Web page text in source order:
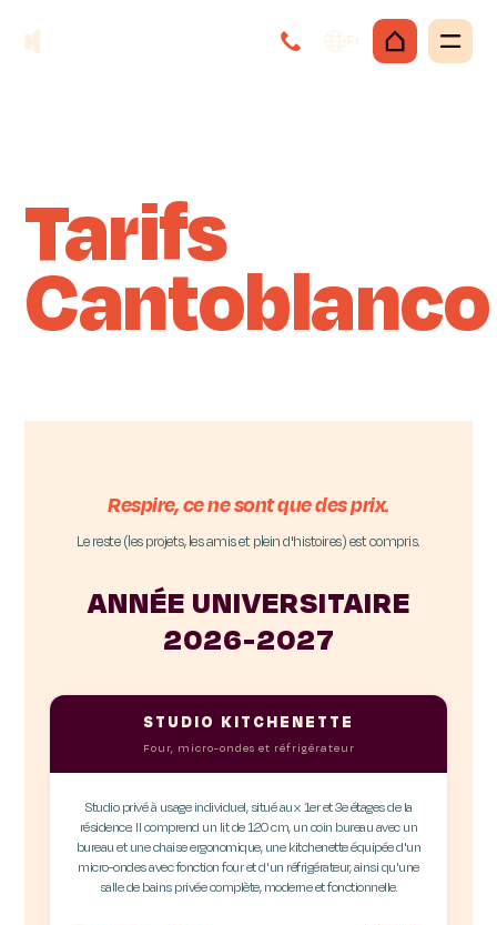
Fr
Tarifs
Cantoblanco
Respire, ce ne sont que des prix.
Le reste (les projets, les amis et plein d'histoires) est compris.
ANNÉE UNIVERSITAIRE
2026-2027
STUDIO KITCHENETTE
Four, micro-ondes et réfrigérateur
Studio privé à usage individuel, situé aux 1er et 3e étages de la
résidence. Il comprend un lit de 120 cm, un coin bureau avec un
bureau et une chaise ergonomique, une kitchenette équipée d'un
micro-ondes avec fonction four et d'un réfrigérateur, ainsi qu'une
salle de bains privée complète, moderne et fonctionnelle.